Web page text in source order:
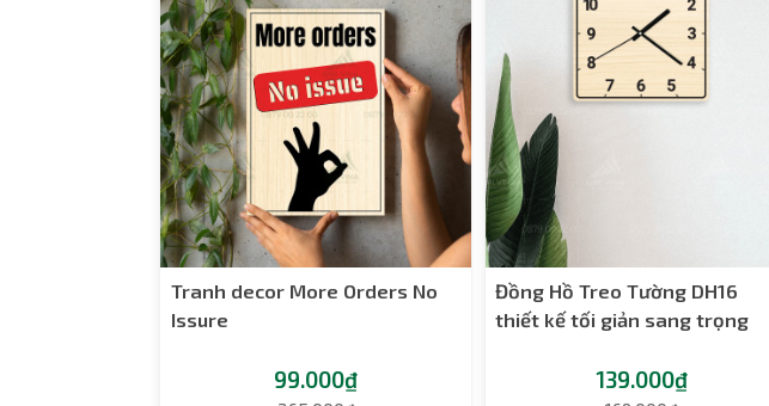
Tranh decor More Orders No
Issure
99.000₫
Đồng Hồ Treo Tường DH16
thiết kế tối giản sang trọng
139.000₫